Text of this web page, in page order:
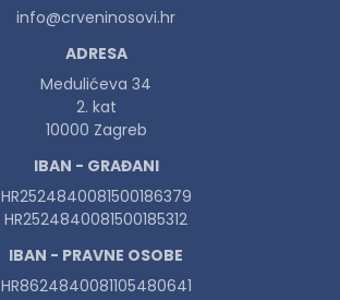
info@crveninosovi.hr
ADRESA
Medulićeva 34
2. kat
10000 Zagreb
IBAN - GRAĐANI
HR2524840081500186379
HR2524840081500185312
IBAN - PRAVNE OSOBE
HR8624840081105480641